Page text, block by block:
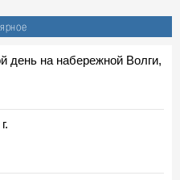
ульяновец
день на набережной Волги,